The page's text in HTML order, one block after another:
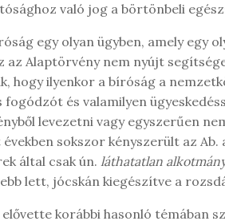
való jog a börtönbeli
egy olyan ügyben, amely egy
az Alaptörvény nem nyújt
hogy ilyenkor a bíróság a
fogódzót és valamilyen
levezetni vagy egyszerűen
sokszor kényszerült az
által csak ún. láthatatlan
lett, jócskán kiegészítve a
korábbi hasonló témában